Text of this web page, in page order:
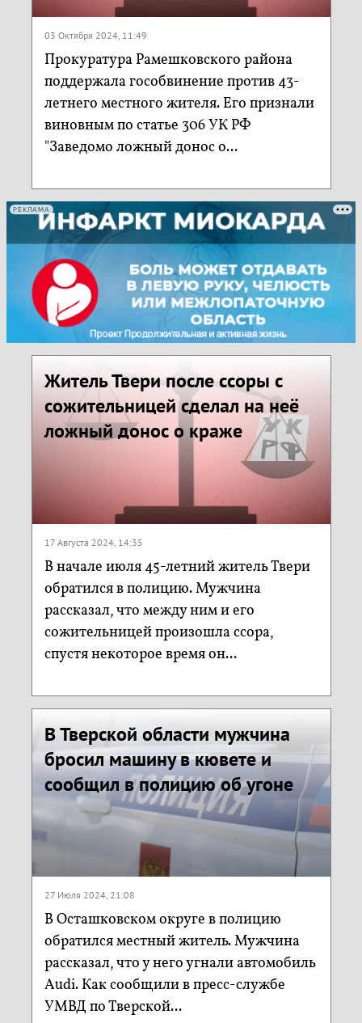
03 Октября 2024, 11:49
Прокуратура Рамешковского района
поддержала гособвинение против 43-
летнего местного жителя. Его признали
виновным по статье 306 УК РФ
"Заведомо ложный донос о...
РЕКЛАМА
Житель Твери после ссоры с
сожительницей сделал на неё
ложный донос о краже
17 Августа 2024, 14:35
В начале июля 45-летний житель Твери
обратился в полицию. Мужчина
рассказал, что между ним и его
сожительницей произошла ссора,
спустя некоторое время он...
В Тверской области мужчина
бросил машину в кювете и
сообщил в полицию об угоне
27 Июля 2024, 21:08
В Осташковском округе в полицию
обратился местный житель. Мужчина
рассказал, что у него угнали автомобиль
Audi. Как сообщили в пресс-службе
УМВД по Тверской...